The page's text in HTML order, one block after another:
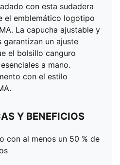
con esta sudadera
el emblemático logotipo
La capucha ajustable y
garantizan un ajuste
el bolsillo canguro
a mano.
con el estilo
Y BENEFICIOS
con al menos un 50 % de